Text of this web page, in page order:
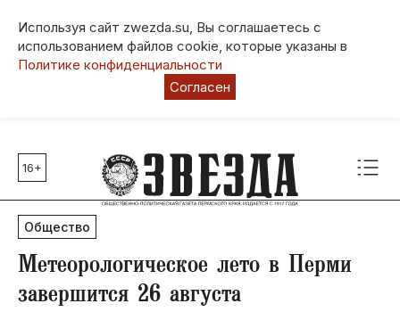
Используя сайт zwezda.su, Вы соглашаетесь с
использованием файлов cookie, которые указаны в
Политике конфиденциальности
Согласен
Главные темы
80 лет Победы
Молодежная столица РФ
СВО
Выборы в Пермском крае
Социальная поддержка
16+
Общество
​Метеорологическое лето в Перми
завершится 26 августа